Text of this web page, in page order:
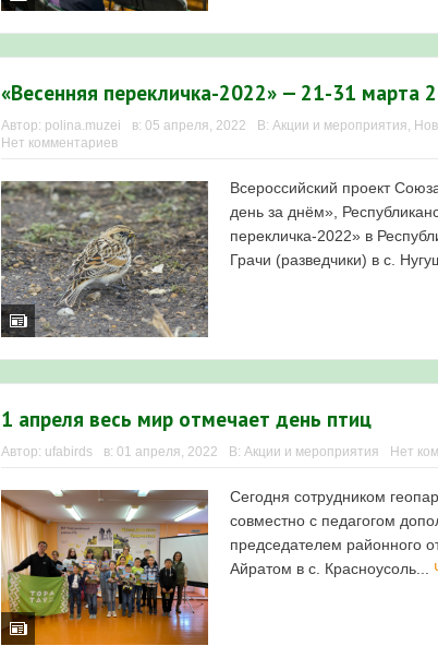
«Весенняя перекличка-2022» — 21-31 марта
Автор: polina.muzei в: 05 апреля, 2022 В: Акции и мероприятия,
Нет комментариев
Всероссийский проект
день за днём»,
перекличка-2022» в
Грачи (разведчики) в с.
1 апреля весь мир отмечает день птиц
Автор: ufabirds в: 01 апреля, 2022 В: Акции и мероприятия Нет
Сегодня сотрудником
совместно с педагогом
председателем районного
Айратом в с. Красноусоль...